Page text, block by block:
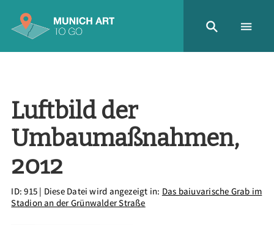
Luftbild der
Umbaumaßnahmen,
2012
ID: 915| Diese Datei wird angezeigt in: Das baiuvarische Grab im
Stadion an der Grünwalder Straße